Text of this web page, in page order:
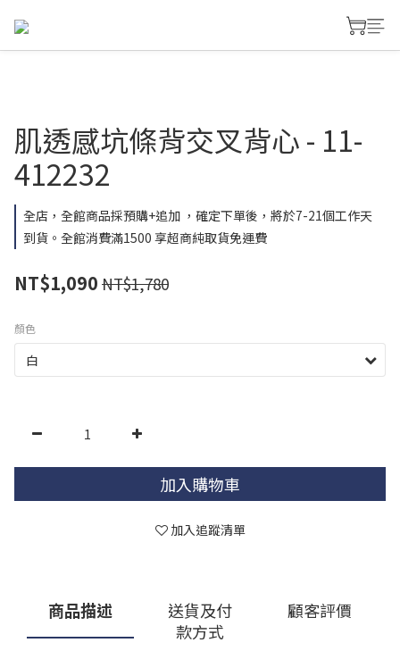
肌透感坑條背交叉背心 - 11-
412232
全店，全館商品採預購+追加 ，確定下單後，將於7-21個工作天
到貨。全館消費滿1500 享超商純取貨免運費
NT$1,090 NT$1,780
顏色
加入購物車
加入追蹤清單
商品描述
送貨及付
款方式
顧客評價